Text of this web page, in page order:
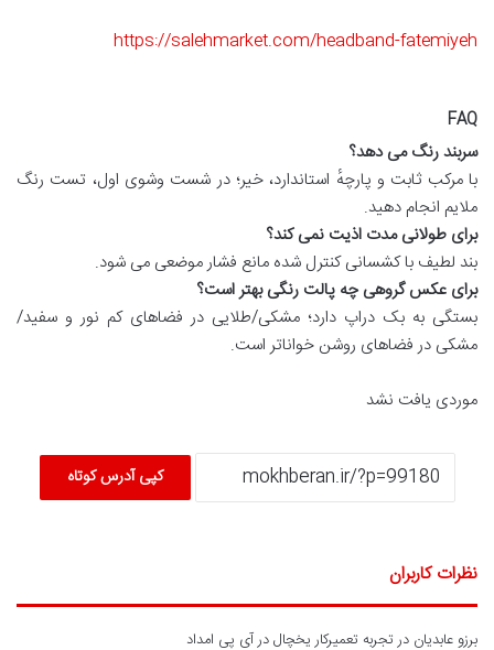
https://salehmarket.com/headband-fatemiyeh
FAQ
سربند رنگ می دهد؟
با مرکب ثابت و پارچهٔ استاندارد، خیر؛ در شست وشوی اول، تست رنگ
ملایم انجام دهید.
برای طولانی مدت اذیت نمی کند؟
بند لطیف با کشسانی کنترل شده مانع فشار موضعی می شود.
برای عکس گروهی چه پالت رنگی بهتر است؟
بستگی به بک دراپ دارد؛ مشکی/طلایی در فضاهای کم نور و سفید/
مشکی در فضاهای روشن خواناتر است.
موردی یافت نشد
کپی آدرس کوتاه
نظرات کاربران
برزو عابدیان درتجربه تعمیرکار یخچال در آی پی امداد